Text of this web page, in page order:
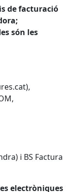
de facturació
són les
i BS Factura
electròniques